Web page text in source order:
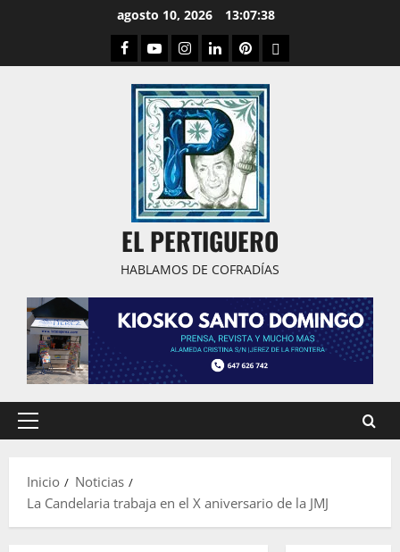
agosto 10, 2026 13:07:39
Facebook
YoutubeInstagram
LinkedPinterestDribbble
EL PERTIGUERO
HABLAMOS DE COFRADÍAS
Menú
Inicio
Noticias
La Candelaria trabaja en el X aniversario de la JMJ